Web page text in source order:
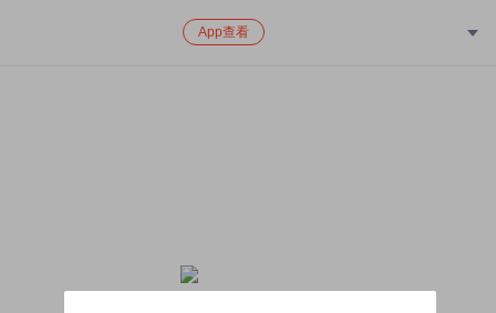
App查看